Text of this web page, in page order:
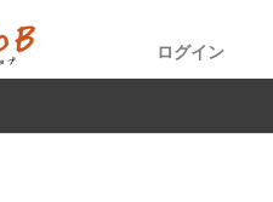
ログイン